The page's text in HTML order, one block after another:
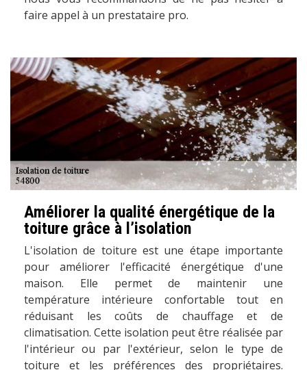
faire appel à un prestataire pro.
Améliorer la qualité énergétique de la
toiture grâce à l’isolation
L'isolation de toiture est une étape importante
pour améliorer l'efficacité énergétique d'une
maison. Elle permet de maintenir une
température intérieure confortable tout en
réduisant les coûts de chauffage et de
climatisation. Cette isolation peut être réalisée par
l'intérieur ou par l'extérieur, selon le type de
toiture et les préférences des propriétaires.